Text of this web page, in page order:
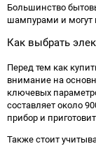
Большинство
шампурами и могут
Как выбрать
Перед тем как
внимание на
ключевых
составляет около
прибор и
Также стоит